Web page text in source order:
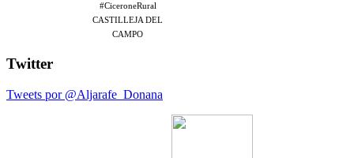
#CiceroneRural
CASTILLEJA DEL
CAMPO
Twitter
Tweets por @Aljarafe_Donana